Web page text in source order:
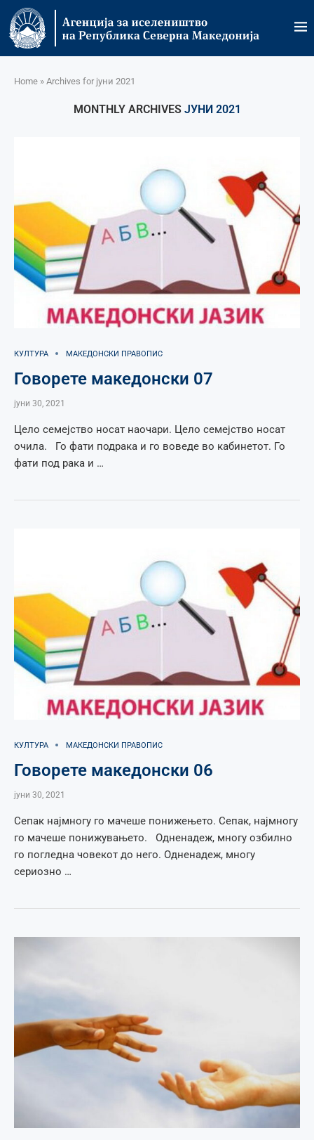
Home » Archives for јуни 2021
MONTHLY ARCHIVES ЈУНИ 2021
КУЛТУРА МАКЕДОНСКИ ПРАВОПИС
Говорете македонски 07
јуни 30, 2021
Цело семејство носат наочари. Цело семејство носат
очила. Го фати подрака и го воведе во кабинетот. Го
фати под рака и …
КУЛТУРА МАКЕДОНСКИ ПРАВОПИС
Говорете македонски 06
јуни 30, 2021
Сепак најмногу го мачеше понижењето. Сепак, најмногу
го мачеше понижувањето. Одненадеж, многу озбилно
го погледна човекот до него. Одненадеж, многу
сериозно …